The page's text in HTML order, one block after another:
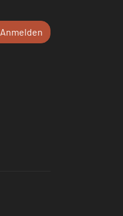
Anmelden